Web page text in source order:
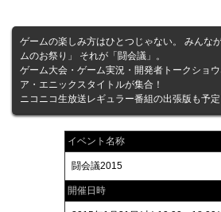
ゲームの楽しみ方はひとつじゃない。 みんな
ムのお祭り」 それが「闘会議」。
ゲーム大会・ゲーム実況・開発者トークショ
ア・エニックスタイトルが集合！
ニコニコ生放送レギュラー番組の出張版も予定
イベント名称
闘会議2015
開催日時